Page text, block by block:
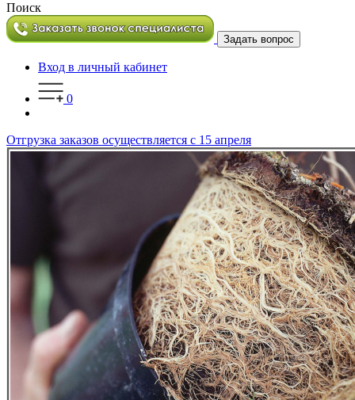
Поиск
Задать вопрос
Вход в личный кабинет
0
Отгрузка заказов осуществляется с 15 апреля